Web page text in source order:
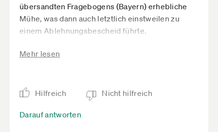
übersandten Fragebogens (Bayern) erhebliche
Mühe, was dann auch letztlich einstweilen zu
einem Ablehnungsbescheid führte.
Unsere Haupteinnahmequelle ist die
4-6 Wochen auf Touren im Ausland. Für die
Vergangenheit der Vater aus der Ukraine
Mehr lesen
Hilfreich Nicht hilfreich
Darauf antworten